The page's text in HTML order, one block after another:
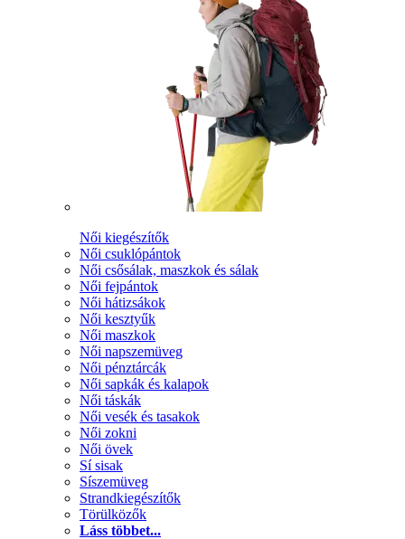
Női kiegészítők
Női csuklópántok
Női csősálak, maszkok és sálak
Női fejpántok
Női hátizsákok
Női kesztyűk
Női maszkok
Női napszemüveg
Női pénztárcák
Női sapkák és kalapok
Női táskák
Női vesék és tasakok
Női zokni
Női övek
Sí sisak
Síszemüveg
Strandkiegészítők
Törülközők
Láss többet...